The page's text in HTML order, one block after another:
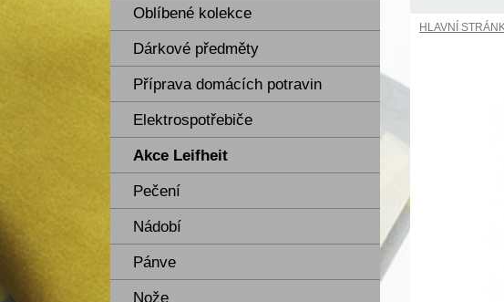
Oblíbené kolekce
Dárkové předměty
Příprava domácích potravin
Elektrospotřebiče
Akce Leifheit
Pečení
Nádobí
Pánve
Nože
HLAVNÍ